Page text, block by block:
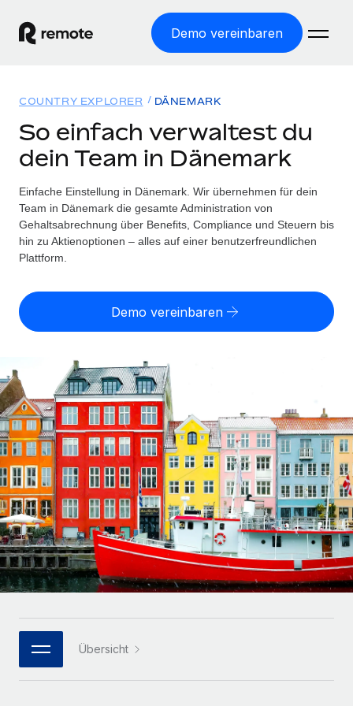
Demo vereinbaren
WELTWEITE BESCHÄFTIGUNG
Globale Payroll
Einfache, rechtssicher Payroll
Employer of Record
Weltweites Wachstum ohne Kosten für Niederlassungen
Contractor of Record
Rechtssichere, weltweite Arbeit mit Freelancer:innen
Globales Onboarding und Verwalten von
Freelancer:innen
PEO
Auslagern von komplexen HR-Aufgaben
INFRASTRUKTUR
Remote Embedded
Nahtlose Integration der HR in bestehende Abläufe
Plattform
Integrierte HR-Kernfunktionen für dein Team
MCP
Integrationen
Lösungen
WELTWEITE ABDECKUNG
Country Explorer
Länderspezifische Unterstützung bei der Einstellung
Einfache Einstellung in allen US-Bundesstaaten
WACHSTUMSPHASE
Startups
Agile HR- und Payroll-Lösungen für wachsende
Unternehmen
Mittelstand
Maßgeschneiderte HR-Lösungen, um Teams zu
vergrößern
Enterprise
Globale HR für Konzerne und Großunternehmen
PARTNER WERDEN
Flexible Einbettung von Global-HR-Funktionen in deine
Ressourcen
TOOLS UND RECHNER
Scheinselbstständigkeitsrisiko berechnen
Personalkostenrechner
Gesamtbeschäftigungskosten
Honorarzahlungen berechnen
Informationen zu möglichen Währungen und
Abwicklungsfristen für globale Freelancer:innen
LERNEN MIT REMOTE
Forschung und Leitfäden
Fallstudien
HR-Glossar
Bibliothek für Stellenbeschreibungen
Webinare
Preise
Nederlands
Français
Deutsch
Español
Italiano
Português (Portugal)
한국어
Anmelden
COUNTRY EXPLORER DÄNEMARK
So einfach verwaltest du
dein Team in Dänemark
Einfache Einstellung in Dänemark. Wir übernehmen für dein
Team in Dänemark die gesamte Administration von
Gehaltsabrechnung über Benefits, Compliance und Steuern bis
hin zu Aktienoptionen – alles auf einer benutzerfreundlichen
Plattform.
Demo vereinbaren
Übersicht